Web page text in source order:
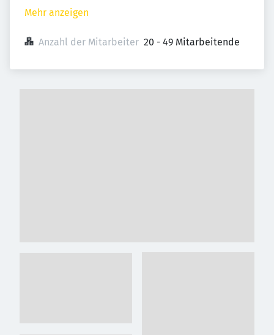
Mehr anzeigen
Anzahl der Mitarbeiter 20 - 49 Mitarbeitende